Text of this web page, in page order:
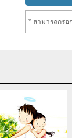
* สามารถกร